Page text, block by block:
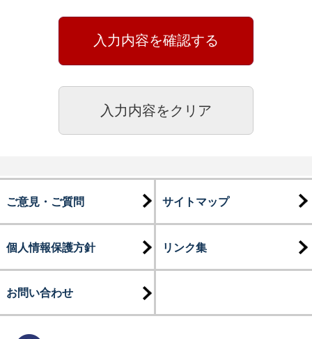
ご意見・ご質問 サイトマップ
個人情報保護方針 リンク集
お問い合わせ